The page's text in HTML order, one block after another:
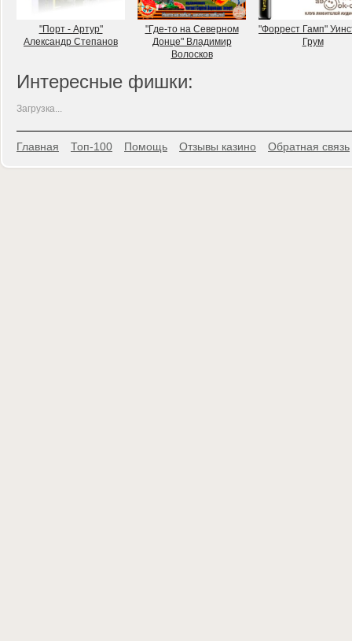
"Порт - Артур"
Александр Степанов
"Где-то на Северном
Донце" Владимир
Волосков
"Форрест Гамп"
Грум
Интересные фишки:
Загрузка...
Главная Топ-100 Помощь Отзывы казино Обратная связь